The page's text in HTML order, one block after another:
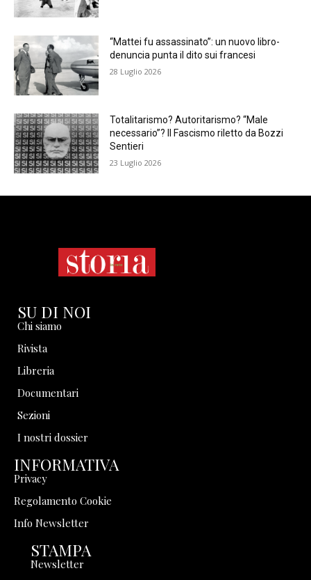
“Mattei fu assassinato”: un nuovo libro-
denuncia punta il dito sui francesi
28 Luglio 2026
Totalitarismo? Autoritarismo? “Male
necessario”? Il Fascismo riletto da Bozzi
Sentieri
23 Luglio 2026
SU DI NOI
Chi siamo
Rivista
Libreria
Documentari
Sezioni
I nostri dossier
INFORMATIVA
Privacy
Regolamento Cookie
Info Newsletter
STAMPA
Newsletter